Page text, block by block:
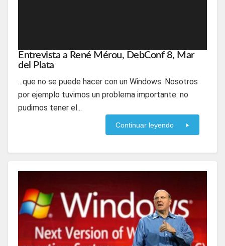
Entrevista a René Mérou, DebConf 8, Mar
del Plata
...que no se puede hacer con un Windows. Nosotros
por ejemplo tuvimos un problema importante: no
pudimos tener el...
Continuar leyendo